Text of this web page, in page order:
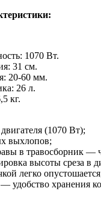
1070 Вт.
31 см.
20-60 мм.
26 л.
кг.
(1070 Вт);
выхлопов;
в травосборник —
высоты среза в
легко
удобство хранения